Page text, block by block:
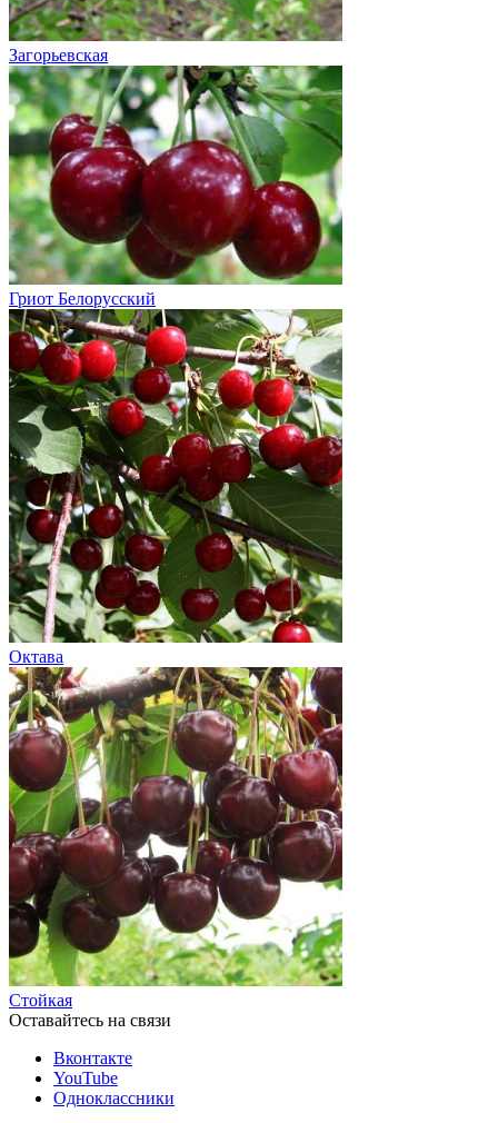
Загорьевская
Гриот Белорусский
Октава
Стойкая
Оставайтесь на связи
Вконтакте
YouTube
Одноклассники